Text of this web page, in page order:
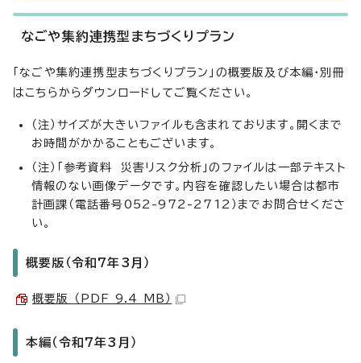
なごや集約連携型まちづくりプラン
「なごや集約連携型まちづくりプラン」の概要版及び本編・別冊
はこちらからダウンロードしてご覧ください。
（注）サイズが大きいファイルも含まれております。開くまで
お時間がかかることもございます。
（注）「参考資料 災害リスク分析」のファイルは一部テキスト
情報のない画像データです。内容を確認したい場合は都市
計画課（電話番号052-972-2712）までお問合せくださ
い。
概要版（令和7年3月）
概要版 （PDF 9.4 MB）
本編（令和7年3月）